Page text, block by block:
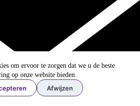
om ervoor te zorgen dat we u de beste
op onze website bieden.
Afwijzen